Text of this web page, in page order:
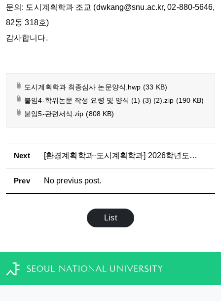
문의: 도시계획학과 조교 (dwkang@snu.ac.kr, 02-880-5646,
82동 318호)
감사합니다.
도시계획학과 최종심사 논문양식.hwp (33 KB)
붙임4-학위논문 작성 요령 및 양식 (1) (3) (2).zip (190 KB)
붙임5-관련서식.zip (808 KB)
Next [환경계획학과·도시계획학과] 2026학년도 2학기 석·박사과정 논문제출자격시험 응시자 수료 점검표 제출 안내
Prev No previus post.
List